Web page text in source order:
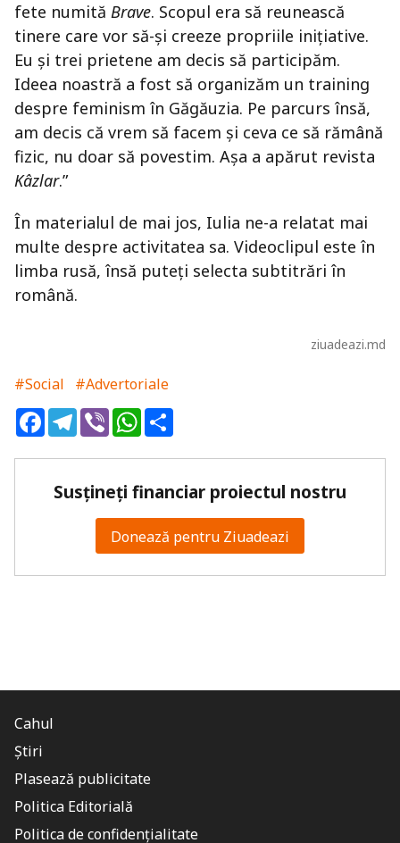
fete numită Brave. Scopul era să reunească
tinere care vor să-și creeze propriile inițiative.
Eu și trei prietene am decis să participăm.
Ideea noastră a fost să organizăm un training
despre feminism în Găgăuzia. Pe parcurs însă,
am decis că vrem să facem și ceva ce să rămână
fizic, nu doar să povestim. Așa a apărut revista
Kâzlar.”
În materialul de mai jos, Iulia ne-a relatat mai
multe despre activitatea sa. Videoclipul este în
limba rusă, însă puteți selecta subtitrări în
română.
ziuadeazi.md
#Social
#Advertoriale
FacebookTelegram
ViberWhatsApp
Susțineți financiar proiectul nostru
Donează pentru Ziuadeazi
Cahul
Știri
Plasează publicitate
Politica Editorială
Politica de confidențialitate